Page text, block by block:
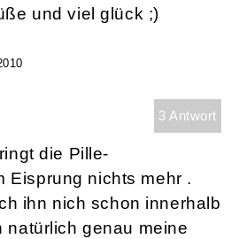
und viel glück ;)
3 Antwort
die Pille-
Eisprung nichts mehr .
ihn nich schon innerhalb
natürlich genau meine